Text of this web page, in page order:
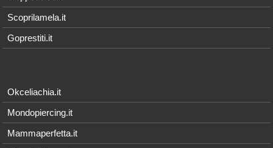
Scoprilamela.it
Goprestiti.it
Okceliachia.it
Mondopiercing.it
Mammaperfetta.it